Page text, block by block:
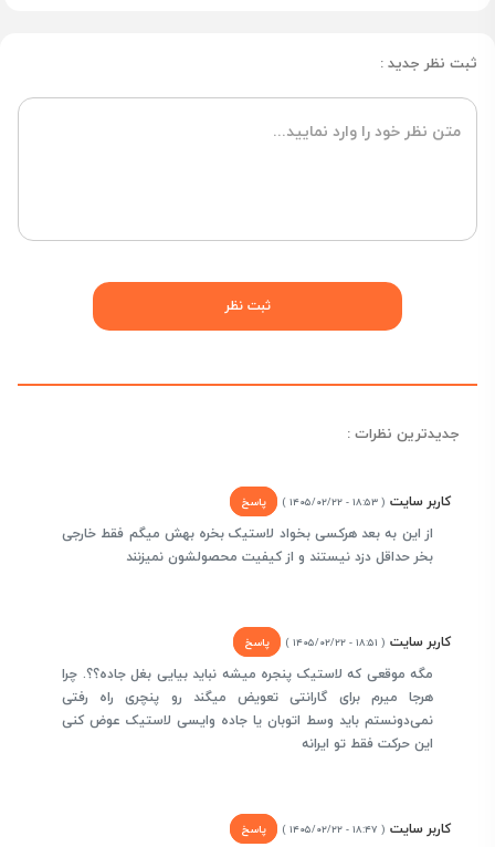
ثبت نظر جدید :
جدیدترین نظرات :
کاربر سایت ( ۱۸:۵۳ - ۱۴۰۵/۰۲/۲۲ ) پاسخ
از این به بعد هرکسی بخواد لاستیک بخره بهش میگم فقط خارجی
بخر حداقل دزد نیستند و از کیفیت محصولشون نمیزنند
کاربر سایت ( ۱۸:۵۱ - ۱۴۰۵/۰۲/۲۲ ) پاسخ
مگه موقعی که لاستیک پنجره میشه نباید بیایی بغل جاده؟؟. چرا
هرجا میرم برای گارانتی تعویض میگند رو پنچری راه رفتی
نمی‌دونستم باید وسط اتوبان یا جاده وایسی لاستیک عوض کنی
این حرکت فقط تو ایرانه
کاربر سایت ( ۱۸:۴۷ - ۱۴۰۵/۰۲/۲۲ ) پاسخ